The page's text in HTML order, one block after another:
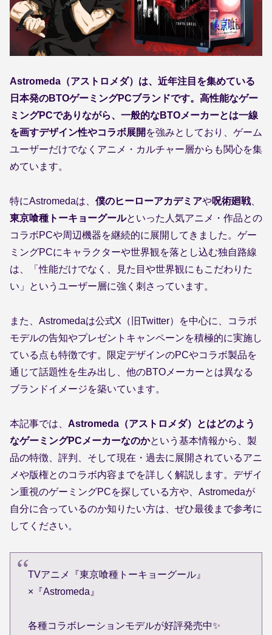
Astromeda（アストロメダ）は、近年注目を集めている
日本発のBTOゲーミングPCブランドです。高性能なゲー
ミングPCでありながら、一般的なBTOメーカーとは一線
を画すデザイン性やコラボ展開 を強みとしており、ゲーム
ユーザーだけでなくアニメ・カルチャー層からも関心を集
めています。
特にAstromedaは、 僕のヒーローアカデミアや呪術廻戦、
東京喰種トーキョーグールといった人気アニメ・作品との
コラボPCや周辺機器を継続的に展開してきました。ゲー
ミングPCにキャラクターや世界観を落とし込む独自路線
は、「性能だけでなく、見た目や世界観にもこだわりた
い」というユーザー層に強く刺さっています。
また、Astromedaは公式X（旧Twitter）を中心に、コラボ
モデルの告知やプレゼントキャンペーンを積極的に実施し
ている点も特徴です。限定デザインのPCやコラボ製品を
通じて話題性を生み出し、他のBTOメーカーとは異なる
ブランドイメージを築いています。
本記事では、 Astromeda（アストロメダ）とはどのよう
なゲーミングPCメーカーなのかという基本情報から、製
品の特徴、評判、そして現在・過去に展開されているアニ
メや版権とのコラボ内容までを詳しく解説します。デザイ
ン重視のゲーミングPCを探している方や、Astromedaが
自分に合っているのか知りたい方は、ぜひ最後まで参考に
してください。
TVアニメ『東京喰種トーキョーグール』
×『Astromeda』
各種コラボレーションモデルが好評発売中✨